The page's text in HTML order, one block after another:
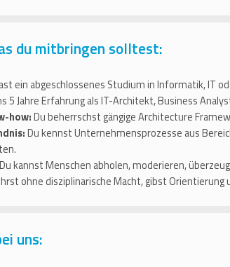
du mitbringen solltest:
ein abgeschlossenes Studium in Informatik, IT
5 Jahre Erfahrung als IT-Architekt, Business
how:Du beherrschst gängige Architecture
Du kennst Unternehmensprozesse aus
Du kannst Menschen abholen, moderieren,
ohne disziplinarische Macht, gibst
uns: